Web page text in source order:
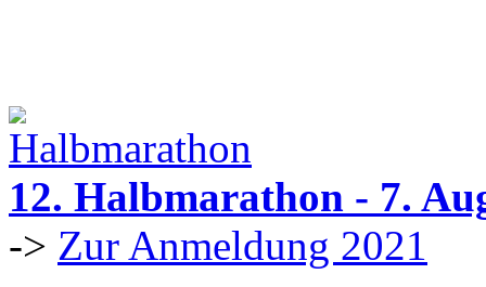
12. Halbmarathon - 7.
-> Zur Anmeldung 2021